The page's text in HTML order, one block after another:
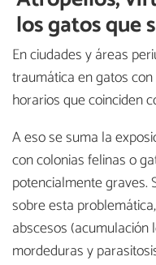
los gatos que
En ciudades y áreas
traumática en gatos
horarios que coinciden
A eso se suma la
con colonias felinas o
potencialmente graves.
sobre esta
abscesos
mordeduras y